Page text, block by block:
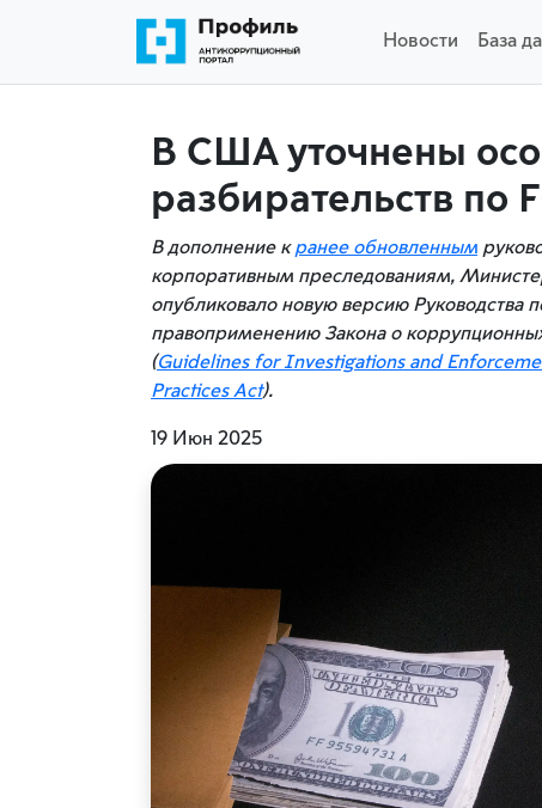
Новости База
В США уточнены
разбирательств по
В дополнение кранее обновленным
корпоративным преследованиям,
опубликовало новую версию Руководства
правоприменению Закона о
(Guidelines for Investigations and
Practices Act).
19 Июн 2025